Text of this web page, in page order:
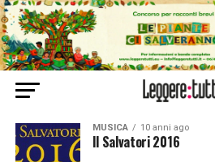
MUSICA 10 anni ago
Il Salvatori 2016